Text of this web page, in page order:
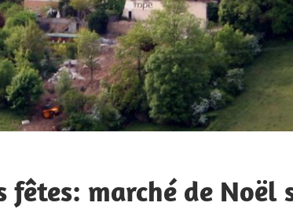
fêtes: marché de Noël